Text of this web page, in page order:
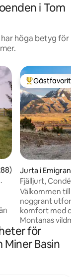
i Tom
höga betyg för
i genomsnittligt
Populär
Gästfavorit
Jurta i Emigrant
Fjälljurt, Condé
Välkommen till
noggrant
komfort med den
Montanas
hisnande
på 35 tunnland,
stor punch! Du
för
Basin